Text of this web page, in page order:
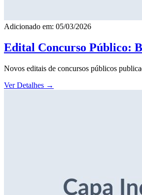
Adicionado em: 05/03/2026
Edital Concurso Público:
Novos editais de concursos públicos
Ver Detalhes →